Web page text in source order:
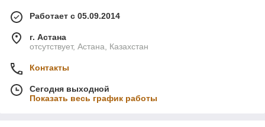
Работает с 05.09.2014
г. Астана
отсутствует, Астана, Казахстан
Контакты
Сегодня выходной
Показать весь график работы